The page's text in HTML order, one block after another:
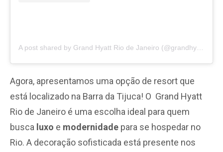
Agora, apresentamos uma opção de resort que
está localizado na Barra da Tijuca! O Grand Hyatt
Rio de Janeiro é uma escolha ideal para quem
busca luxo e modernidade para se hospedar no
Rio. A decoração sofisticada está presente nos